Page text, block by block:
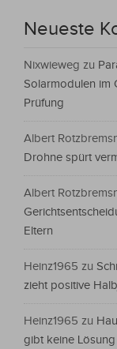
Neueste
Nixwieweg zu
Solarmodulen im
Prüfung
Albert
Drohne spürt
Albert
Eltern
Heinz1965 zu
zieht positive
Heinz1965 zu
gibt keine